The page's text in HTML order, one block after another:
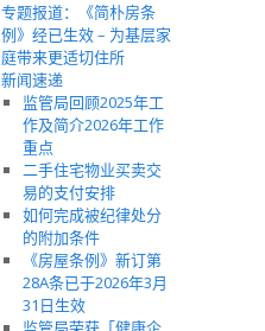
专题报道：《简朴房条
例》经已生效 – 为基层家
庭带来更适切住所
新闻速递
监管局回顾2025年工
作及简介2026年工作
重点
二手住宅物业买卖交
易的支付安排
如何完成被纪律处分
的附加条件
《房屋条例》新订第
28A条已于2026年3月
31日生效